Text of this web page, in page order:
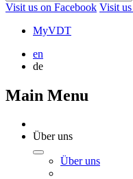
Visit us on Facebook Visit
MyVDT
en
de
Main Menu
Über uns
Über uns